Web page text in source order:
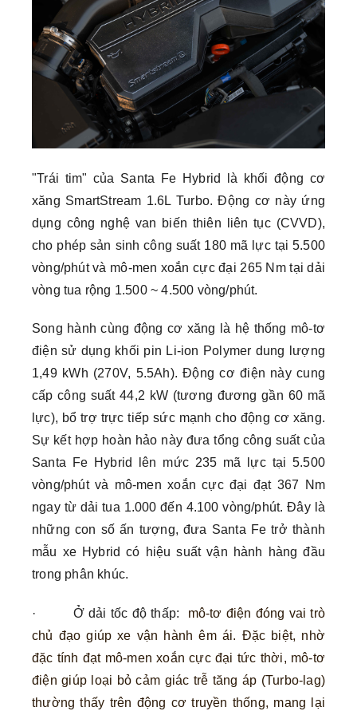
"Trái tim" của Santa Fe Hybrid là khối động cơ
xăng SmartStream 1.6L Turbo. Động cơ này ứng
dụng công nghệ van biến thiên liên tục (CVVD),
cho phép sản sinh công suất 180 mã lực tại 5.500
vòng/phút và mô-men xoắn cực đại 265 Nm tại dải
vòng tua rộng 1.500 ~ 4.500 vòng/phút.
Song hành cùng động cơ xăng là hệ thống mô-tơ
điện sử dụng khối pin Li-ion Polymer dung lượng
1,49 kWh (270V, 5.5Ah). Động cơ điện này cung
cấp công suất 44,2 kW (tương đương gần 60 mã
lực), bổ trợ trực tiếp sức mạnh cho động cơ xăng.
Sự kết hợp hoàn hảo này đưa tổng công suất của
Santa Fe Hybrid lên mức 235 mã lực tại 5.500
vòng/phút và mô-men xoắn cực đại đạt 367 Nm
ngay từ dải tua 1.000 đến 4.100 vòng/phút. Đây là
những con số ấn tượng, đưa Santa Fe trở thành
mẫu xe Hybrid có hiệu suất vận hành hàng đầu
trong phân khúc.
· Ở dải tốc độ thấp:
mô-tơ điện đóng vai trò
chủ đạo giúp xe vận hành êm ái. Đặc biệt, nhờ
đặc tính đạt mô-men xoắn cực đại tức thời, mô-tơ
điện giúp loại bỏ cảm giác trễ tăng áp (Turbo-lag)
thường thấy trên động cơ truyền thống, mang lại